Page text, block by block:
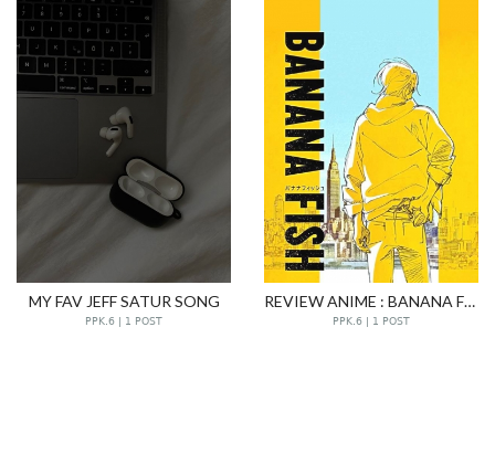
MY FAV JEFF SATUR SONG
PPK.6 | 1 POST
REVIEW ANIME : BANANA FISH
PPK.6 | 1 POST